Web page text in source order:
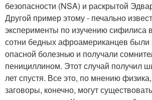
безопасности (NSA) и раскрытой
Другой пример этому - печально
эксперименты по изучению сифилиса в
сотни бедных афроамериканцев
опасной болезнью и получали
пенициллином. Этот случай получил
лет спустя. Все это, по мнению
заговоры, конечно, могут